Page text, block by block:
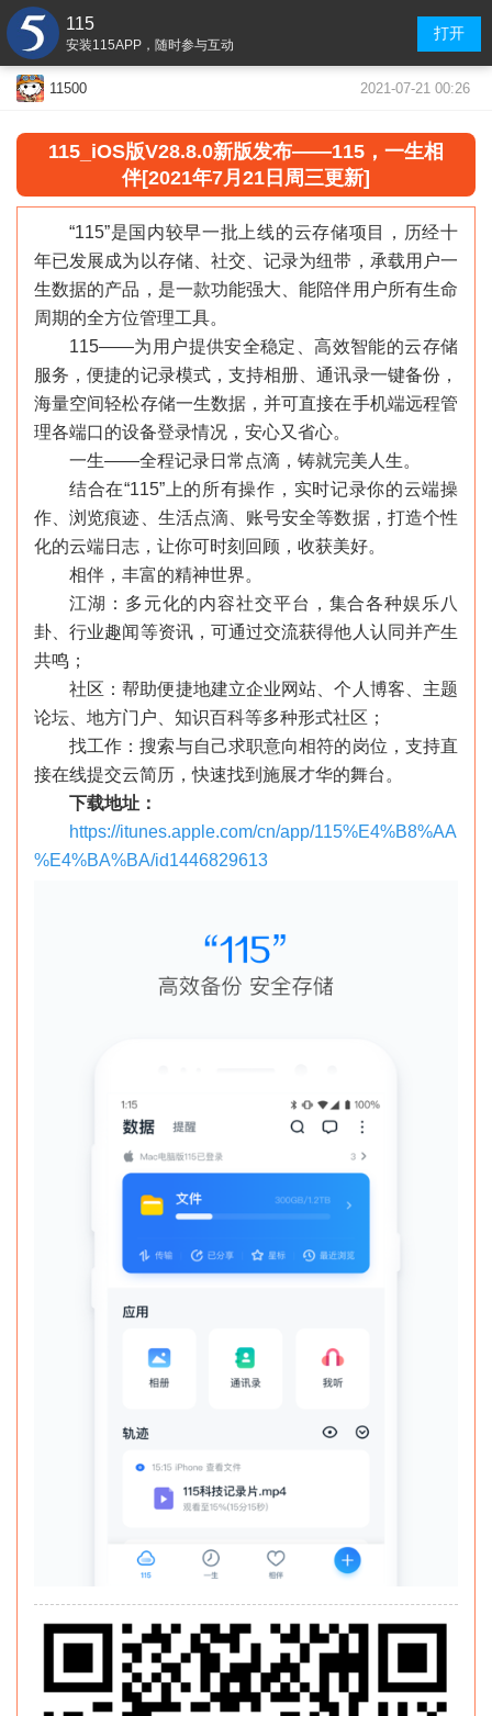
115
安装115APP，随时参与互动
打开
11500 2021-07-21 00:26
115 iOS版V28.8.0新版发布——115，一生相
伴[2021年7月21日周三更新]
“115”是国内较早一批上线的云存储项目，历经十
年已发展成为以存储、社交、记录为纽带，承载用户一
生数据的产品，是一款功能强大、能陪伴用户所有生命
周期的全方位管理工具。
115——为用户提供安全稳定、高效智能的云存储
服务，便捷的记录模式，支持相册、通讯录一键备份，
海量空间轻松存储一生数据，并可直接在手机端远程管
理各端口的设备登录情况，安心又省心。
一生——全程记录日常点滴，铸就完美人生。
结合在“115”上的所有操作，实时记录你的云端操
作、浏览痕迹、生活点滴、账号安全等数据，打造个性
化的云端日志，让你可时刻回顾，收获美好。
相伴，丰富的精神世界。
江湖：多元化的内容社交平台，集合各种娱乐八
卦、行业趣闻等资讯，可通过交流获得他人认同并产生
共鸣；
社区：帮助便捷地建立企业网站、个人博客、主题
论坛、地方门户、知识百科等多种形式社区；
找工作：搜索与自己求职意向相符的岗位，支持直
接在线提交云简历，快速找到施展才华的舞台。
下载地址：
https://itunes.apple.com/cn/app/115%E4%B8%AA
%E4%BA%BA/id1446829613